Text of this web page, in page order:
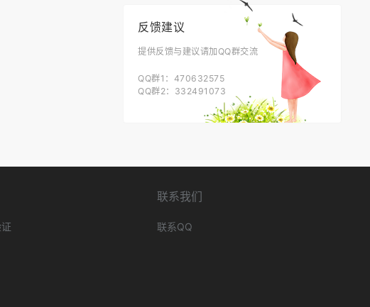
反馈建议
提供反馈与建议请加QQ群交流
QQ群1：470632575
QQ群2：332491073
联系我们
联系QQ